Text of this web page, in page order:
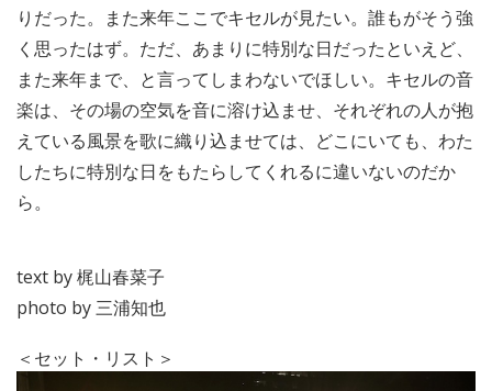
りだった。また来年ここでキセルが見たい。誰もがそう強
く思ったはず。ただ、あまりに特別な日だったといえど、
また来年まで、と言ってしまわないでほしい。キセルの音
楽は、その場の空気を音に溶け込ませ、それぞれの人が抱
えている風景を歌に織り込ませては、どこにいても、わた
したちに特別な日をもたらしてくれるに違いないのだか
ら。
text by 梶山春菜子
photo by 三浦知也
＜セット・リスト＞